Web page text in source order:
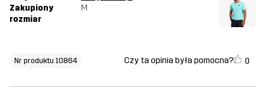
Zakupiony
rozmiar
M
Nr produktu 10864 Czy ta opinia była pomocna? 0